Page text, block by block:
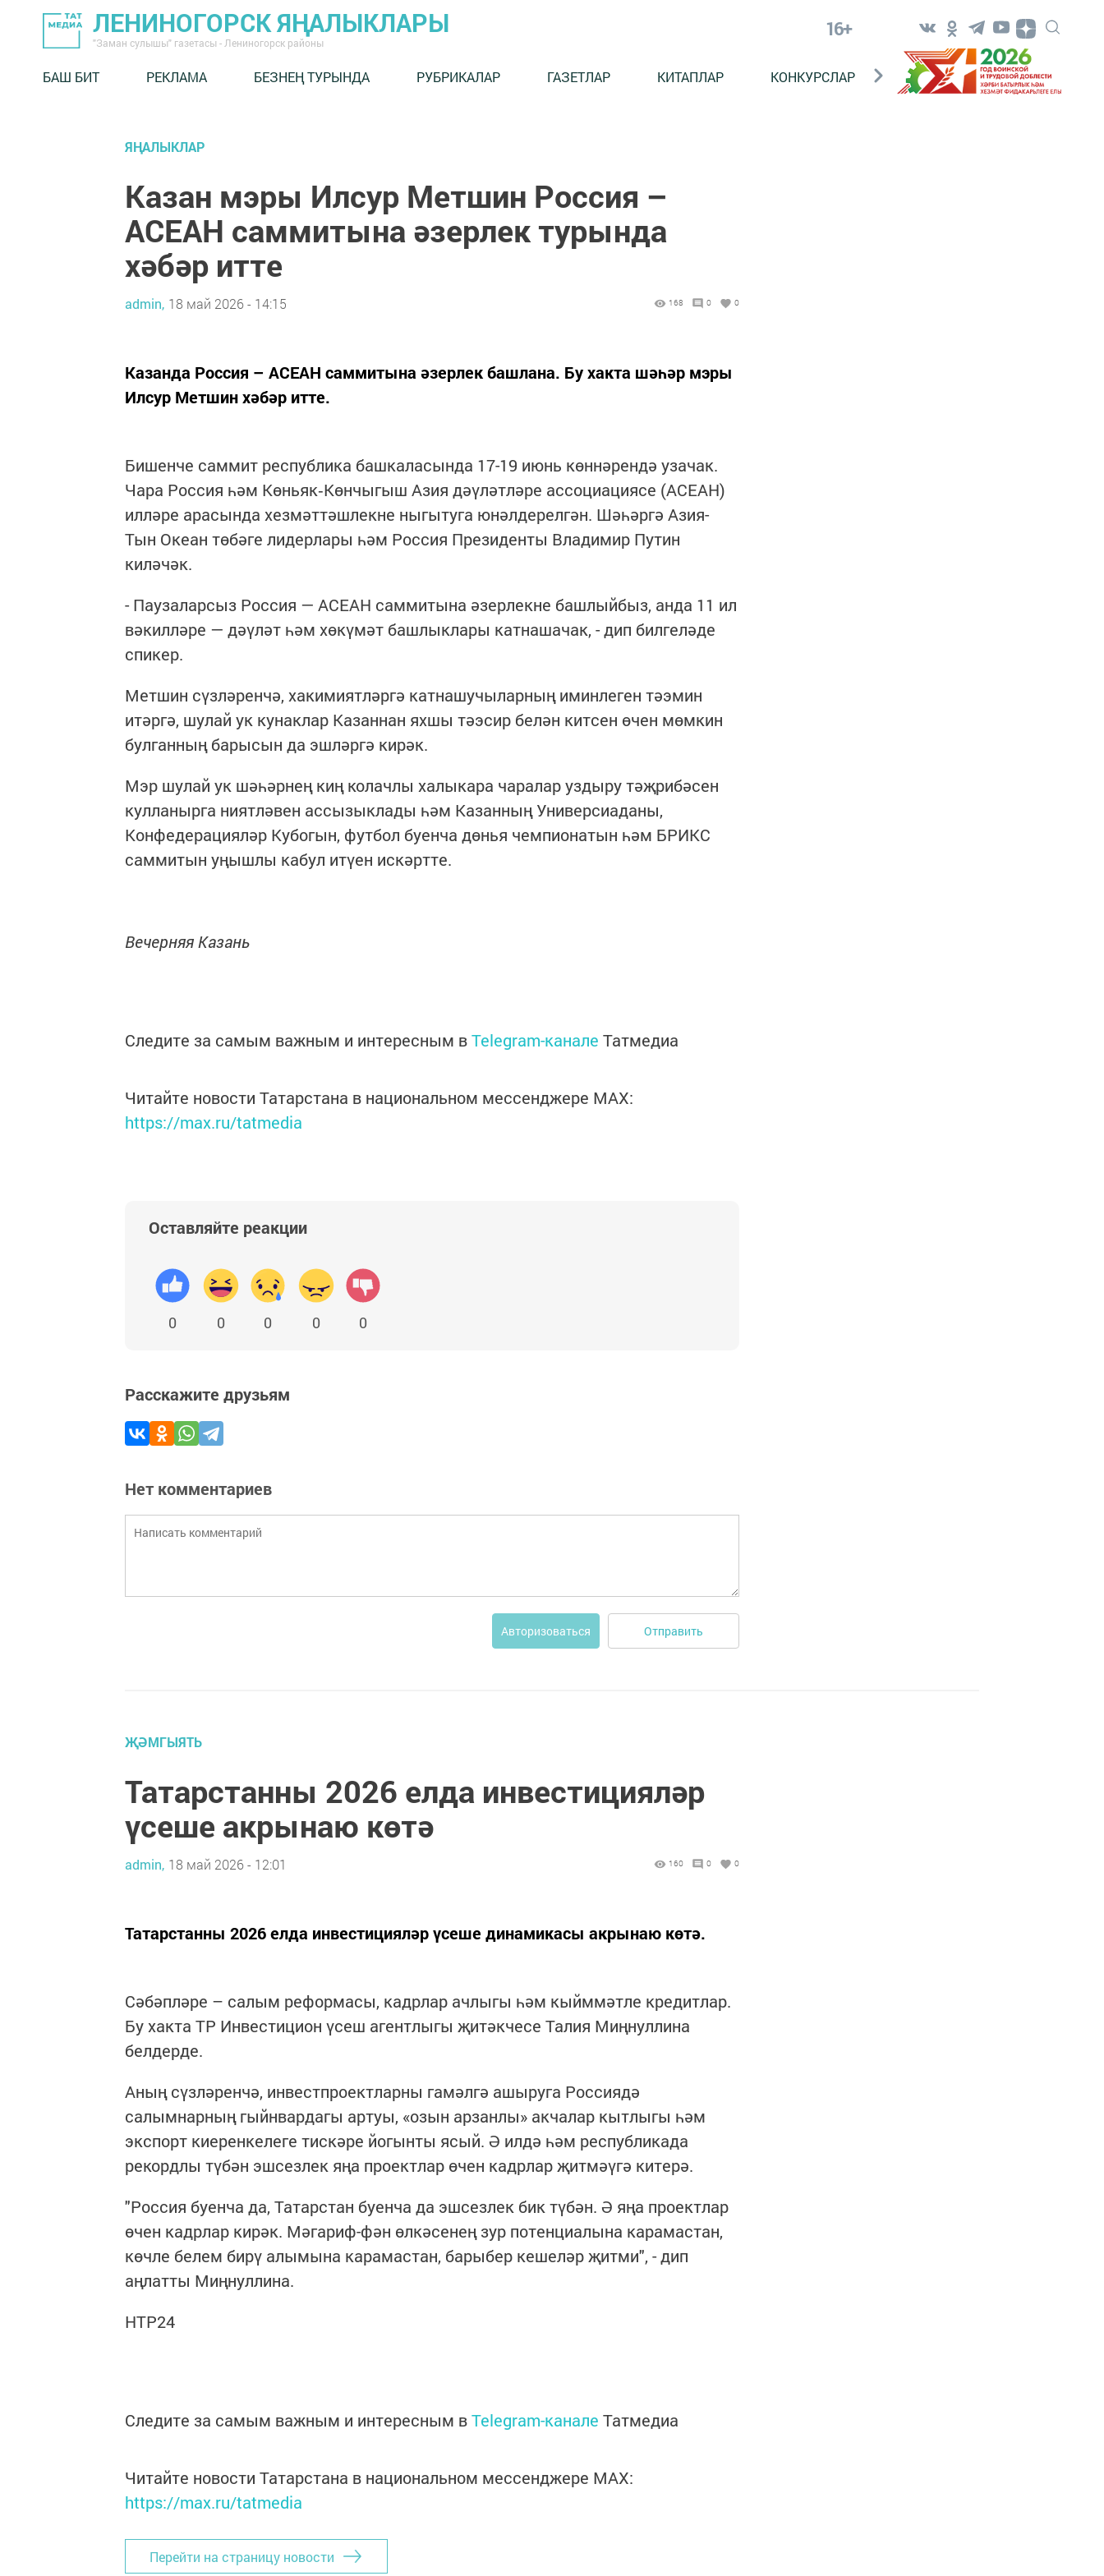
ЛЕНИНОГОРСК ЯҢАЛЫКЛАРЫ
"Заман сулышы" газетасы - Лениногорск районы
16+
БАШ БИТ РЕКЛАМА БЕЗНЕҢ ТУРЫНДА РУБРИКАЛАР ГАЗЕТЛАР КИТАПЛАР КОНКУРСЛАР ТЕЛЕВИДЕНИЕ
ЯҢАЛЫКЛАР
Казан мэры Илсур Метшин Россия –
АСЕАН саммитына әзерлек турында
хәбәр итте
admin, 18 май 2026 - 14:15 168 0 0
Казанда Россия – АСЕАН саммитына әзерлек башлана. Бу хакта шәһәр мэры
Илсур Метшин хәбәр итте.
Бишенче саммит республика башкаласында 17-19 июнь көннәрендә узачак.
Чара Россия һәм Көньяк‑Көнчыгыш Азия дәүләтләре ассоциациясе (АСЕАН)
илләре арасында хезмәттәшлекне ныгытуга юнәлдерелгән. Шәһәргә Азия-
Тын Океан төбәге лидерлары һәм Россия Президенты Владимир Путин
киләчәк.
- Паузаларсыз Россия — АСЕАН саммитына әзерлекне башлыйбыз, анда 11 ил
вәкилләре — дәүләт һәм хөкүмәт башлыклары катнашачак, - дип билгеләде
спикер.
Метшин сүзләренчә, хакимиятләргә катнашучыларның иминлеген тәэмин
итәргә, шулай ук кунаклар Казаннан яхшы тәэсир белән китсен өчен мөмкин
булганның барысын да эшләргә кирәк.
Мэр шулай ук шәһәрнең киң колачлы халыкара чаралар уздыру тәҗрибәсен
кулланырга ниятләвен ассызыклады һәм Казанның Универсиаданы,
Конфедерацияләр Кубогын, футбол буенча дөнья чемпионатын һәм БРИКС
саммитын уңышлы кабул итүен искәртте.
Вечерняя Казань
Следите за самым важным и интересным вTelegram-канале Татмедиа
Читайте новости Татарстана в национальном мессенджере MАХ:
https://max.ru/tatmedia
Оставляйте реакции
0 0 0 0 0
Расскажите друзьям
Нет комментариев
Авторизоваться Отправить
ҖӘМГЫЯТЬ
Татарстанны 2026 елда инвестицияләр
үсеше акрынаю көтә
admin, 18 май 2026 - 12:01 160 0 0
Татарстанны 2026 елда инвестицияләр үсеше динамикасы акрынаю көтә.
Сәбәпләре – салым реформасы, кадрлар ачлыгы һәм кыйммәтле кредитлар.
Бу хакта ТР Инвестицион үсеш агентлыгы җитәкчесе Талия Миңнуллина
белдерде.
Аның сүзләренчә, инвестпроектларны гамәлгә ашыруга Россиядә
салымнарның гыйнвардагы артуы, «озын арзанлы» акчалар кытлыгы һәм
экспорт киеренкелеге тискәре йогынты ясый. Ә илдә һәм республикада
рекордлы түбән эшсезлек яңа проектлар өчен кадрлар җитмәүгә китерә.
"Россия буенча да, Татарстан буенча да эшсезлек бик түбән. Ә яңа проектлар
өчен кадрлар кирәк. Мәгариф-фән өлкәсенең зур потенциалына карамастан,
көчле белем бирү алымына карамастан, барыбер кешеләр җитми", - дип
аңлатты Миңнуллина.
НТР24
Следите за самым важным и интересным вTelegram-канале Татмедиа
Читайте новости Татарстана в национальном мессенджере MАХ:
https://max.ru/tatmedia
Перейти на страницу новости